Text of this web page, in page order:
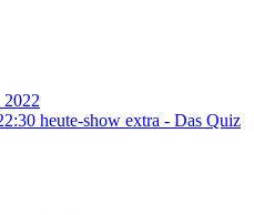
heute-show extra - Das Quiz